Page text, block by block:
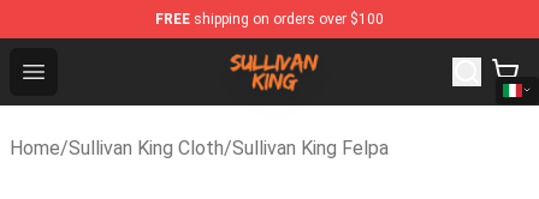
FREE shipping on orders over $100
Open menu
Sullivan King Shop - Official Sullivan King Merchandise
Home/Sullivan King Cloth/Sullivan King Felpa